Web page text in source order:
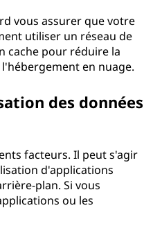
vous assurer que votre
utiliser un réseau de
cache pour réduire la
en nuage.
des données
facteurs. Il peut s'agir
d'applications
plan. Si vous
ou les